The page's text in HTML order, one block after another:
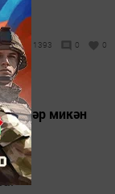
1393 0 0
микән